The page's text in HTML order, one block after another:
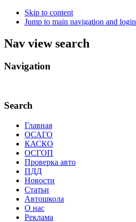
Skip to content
Jump to main navigation and login
Nav view search
Navigation
Search
Главная
ОСАГО
КАСКО
ОСГОП
Проверка авто
ПДД
Новости
Статьи
Автошкола
О нас
Реклама